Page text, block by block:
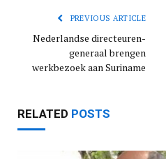
PREVIOUS ARTICLE
Nederlandse directeuren-
generaal brengen
werkbezoek aan Suriname
RELATED POSTS